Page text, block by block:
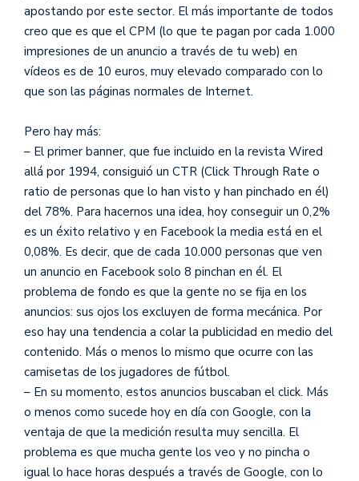
apostando por este sector. El más importante de todos
creo que es que el CPM (lo que te pagan por cada 1.000
impresiones de un anuncio a través de tu web) en
vídeos es de 10 euros, muy elevado comparado con lo
que son las páginas normales de Internet.
Pero hay más:
– El primer banner, que fue incluido en la revista Wired
allá por 1994, consiguió un CTR (Click Through Rate o
ratio de personas que lo han visto y han pinchado en él)
del 78%. Para hacernos una idea, hoy conseguir un 0,2%
es un éxito relativo y en Facebook la media está en el
0,08%. Es decir, que de cada 10.000 personas que ven
un anuncio en Facebook solo 8 pinchan en él. El
problema de fondo es que la gente no se fija en los
anuncios: sus ojos los excluyen de forma mecánica. Por
eso hay una tendencia a colar la publicidad en medio del
contenido. Más o menos lo mismo que ocurre con las
camisetas de los jugadores de fútbol.
– En su momento, estos anuncios buscaban el click. Más
o menos como sucede hoy en día con Google, con la
ventaja de que la medición resulta muy sencilla. El
problema es que mucha gente los veo y no pincha o
igual lo hace horas después a través de Google, con lo